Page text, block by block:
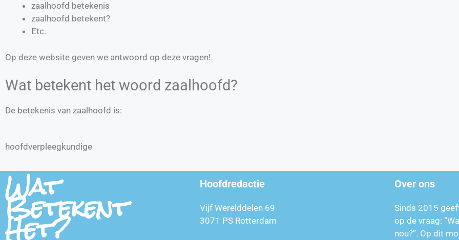
zaalhoofd betekenis
zaalhoofd betekent?
Etc.
Op deze website geven we antwoord op deze vragen!
Wat betekent het woord zaalhoofd?
De betekenis van zaalhoofd is:
hoofdverpleegkundige
Wat
Betekent
Het?
Hoofdredactie
Vijf Werelddelen 69
3071 PS Rotterdam
Over ons
Sinds 2015
op de vraag:
nou?”. Op dit